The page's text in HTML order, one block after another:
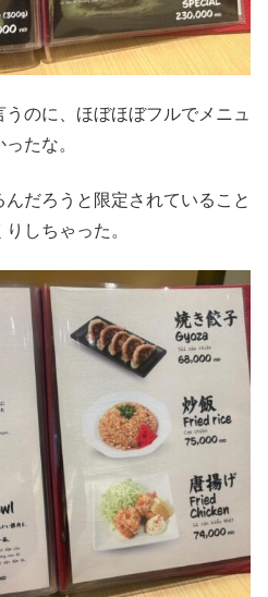
のに、ほぼほぼフルでメニュ
たな。
だろうと限定されていること
しちゃった。